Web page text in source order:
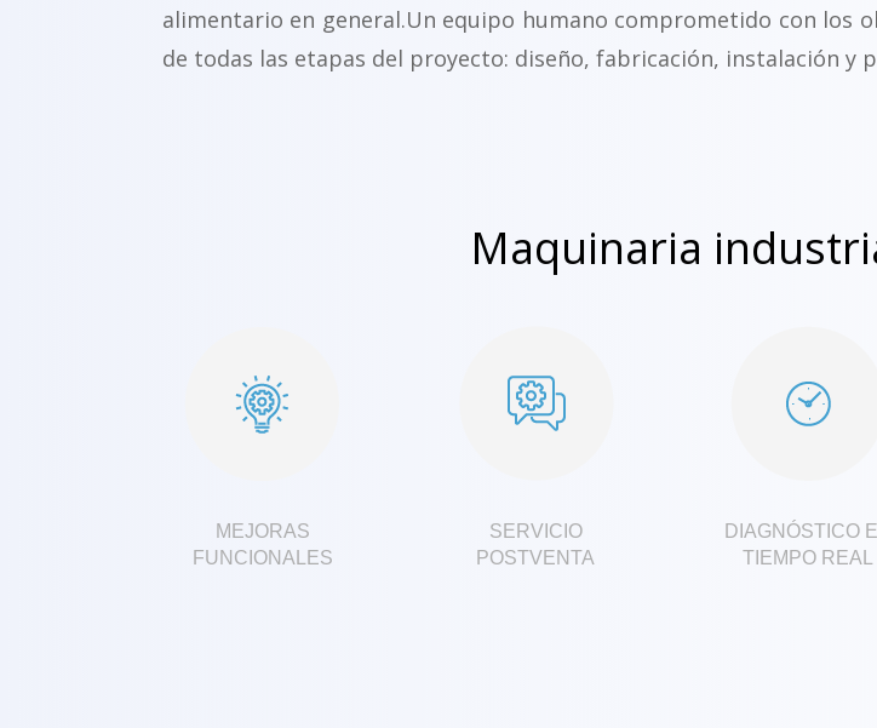
alimentario en general.Un equipo humano comprometido con los
de todas las etapas del proyecto: diseño, fabricación, instalación y
Maquinaria
MEJORAS
FUNCIONALES
SERVICIO
POSTVENTA
DIAGNÓSTICO
TIEMPO REAL